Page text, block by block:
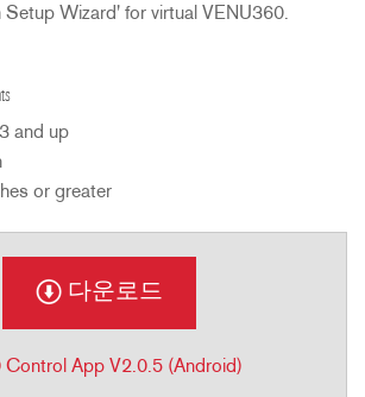
Setup Wizard' for virtual VENU360.
and up
or greater
다운로드
Control App V2.0.5 (Android)